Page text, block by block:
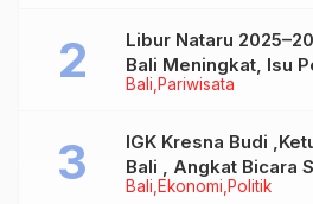
Bali Pariwisata
Libur Nataru
Bali Meningkat, Isu
Tidak Benar
Bali Ekonomi Politik
IGK Kresna Budi
Bali , Angkat Bicara
Bersubsidi Jenis